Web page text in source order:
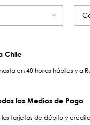
Chile
en 48 horas hábiles y a
los Medios de Pago
tarjetas de débito y